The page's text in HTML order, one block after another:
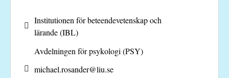
Institutionen för beteendevetenskap och
lärande (IBL)
Avdelningen för psykologi (PSY)
michael.rosander@liu.se